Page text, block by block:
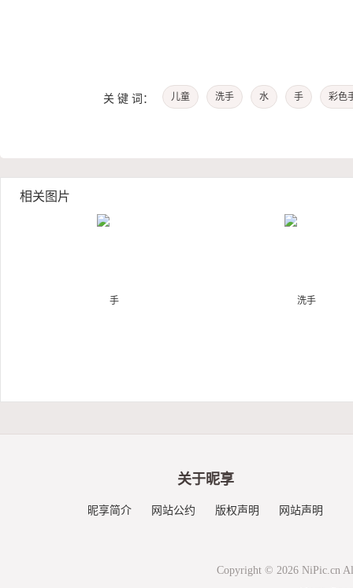
关 键 词： 儿童 洗手 水 手 彩色
相关图片
关于昵享
昵享简介 网站公约 版权声明 网站声明
Copyright © 2026 NiPic.cn